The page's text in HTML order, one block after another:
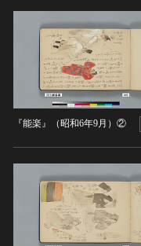
『能楽』（昭和6年9月）②
原三国・朝鮮三
原三国・朝鮮三国
新羅 [朝鮮半島]
高麗 [朝鮮半島]
近現代 [朝鮮半島]
新石器 [中国]
夏 [中国]
殷（商） [中国]
彫刻
木像
金属像
石像
石膏像
金工
漆工
染織
陶磁
重要無形民俗文
登録無形民俗文化
記録作成等の措
史跡
名勝
天然記念物
特別史跡
特別天然記念物
重要文化的景観
重要伝統的建造
PDM
CC BY（表示）
CC BY-SA（表示
CC BY-ND（表
CC BY-NC（表示
CC BY-NC-SA
IN COPYRIGHT
IN COPYRIGHT -
EU孤児著作物）
IN COPYRIGHT -
PERMITTED（
20件で表示
連想検索